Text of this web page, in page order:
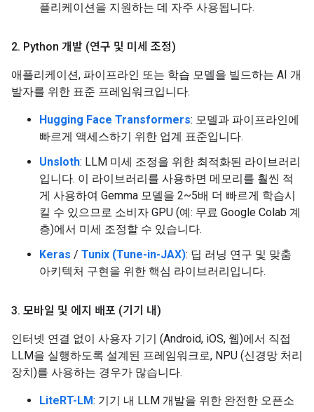
플리케이션을 지원하는 데 자주 사용됩니다.
2. Python 개발 (연구 및 미세 조정)
애플리케이션, 파이프라인 또는 학습 모델을 빌드하는 AI 개
발자를 위한 표준 프레임워크입니다.
Hugging Face Transformers: 모델과 파이프라인에
빠르게 액세스하기 위한 업계 표준입니다.
Unsloth: LLM 미세 조정을 위한 최적화된 라이브러리
입니다. 이 라이브러리를 사용하면 메모리를 훨씬 적
게 사용하여 Gemma 모델을 2~5배 더 빠르게 학습시
킬 수 있으므로 소비자 GPU (예: 무료 Google Colab 계
층)에서 미세 조정할 수 있습니다.
Keras / Tunix (Tune-in-JAX): 딥 러닝 연구 및 맞춤
아키텍처 구현을 위한 핵심 라이브러리입니다.
3. 모바일 및 에지 배포 (기기 내)
인터넷 연결 없이 사용자 기기 (Android, iOS, 웹)에서 직접
LLM을 실행하도록 설계된 프레임워크로, NPU (신경망 처리
장치)를 사용하는 경우가 많습니다.
LiteRT-LM: 기기 내 LLM 개발을 위한 완전한 오픈소